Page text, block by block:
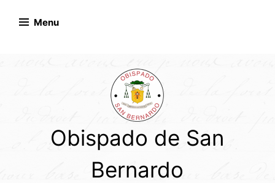
Menu
Obispado de San
Bernardo